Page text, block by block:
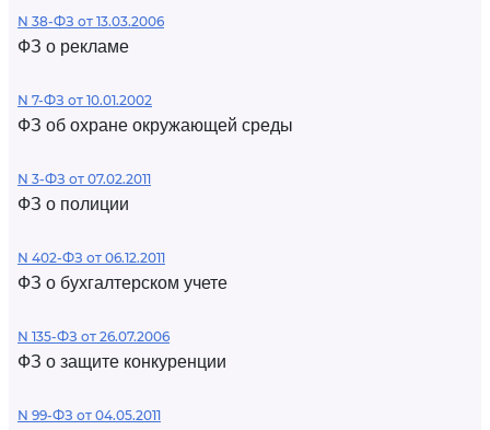
N 38-ФЗ от 13.03.2006
ФЗ о рекламе
N 7-ФЗ от 10.01.2002
ФЗ об охране окружающей среды
N 3-ФЗ от 07.02.2011
ФЗ о полиции
N 402-ФЗ от 06.12.2011
ФЗ о бухгалтерском учете
N 135-ФЗ от 26.07.2006
ФЗ о защите конкуренции
N 99-ФЗ от 04.05.2011